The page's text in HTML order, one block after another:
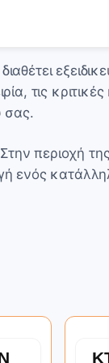
τις κριτικές
σας.
περιοχή